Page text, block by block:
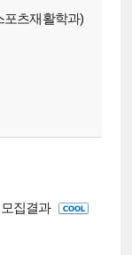
포츠재활학과)
집결과